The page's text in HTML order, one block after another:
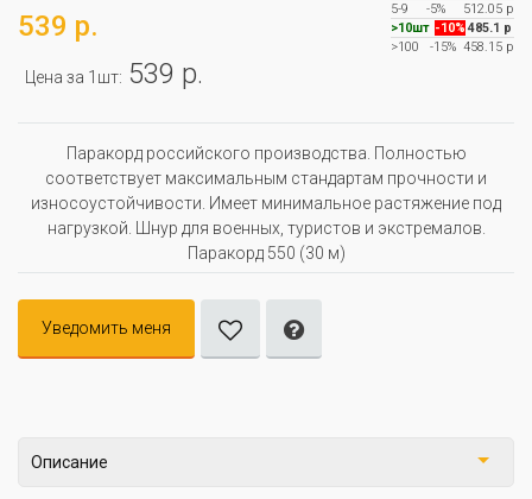
539 р.
Цена за 1шт: 539 р.
5-9
-5%
512.05 р
>10шт -10% 485.1 р
>100
-15% 458.15 р
Паракорд российского производства. Полностью
соответствует максимальным стандартам прочности и
износоустойчивости. Имеет минимальное растяжение под
нагрузкой. Шнур для военных, туристов и экстремалов.
Паракорд 550 (30 м)
Уведомить меня
Описание